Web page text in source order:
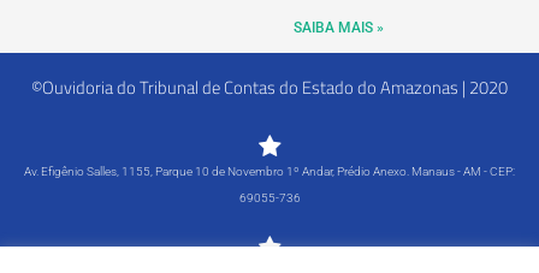
SAIBA MAIS »
©Ouvidoria do Tribunal de Contas do Estado do Amazonas | 2020
Av. Efigênio Salles, 1155, Parque 10 de Novembro 1º Andar, Prédio Anexo. Manaus - AM - CEP:
69055-736